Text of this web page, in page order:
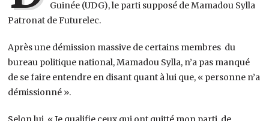
Guinée (UDG), le parti supposé de Mamadou Sylla
Patronat de Futurelec.
Après une démission massive de certains membres du
bureau politique national, Mamadou Sylla, n’a pas manqué
de se faire entendre en disant quant à lui que, « personne n’a
démissionné ».